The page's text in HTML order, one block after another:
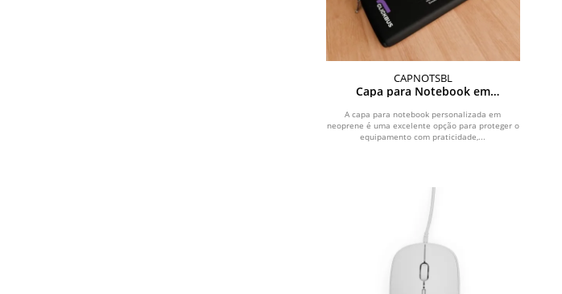
CAPNOTSBL
Capa para Notebook em
A capa para notebook personalizada em
neoprene é uma excelente opção para proteger o
equipamento com praticidade,...